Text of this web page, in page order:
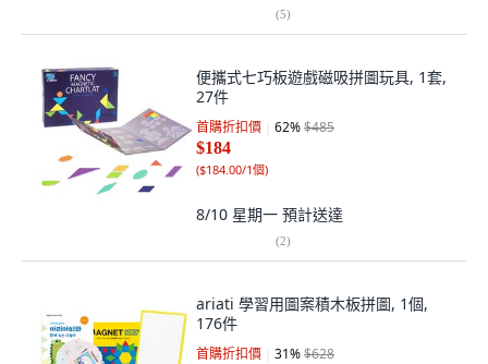
(5)
便攜式七巧板遊戲磁吸拼圖玩具, 1套,
27件
首購折扣價 62%$485
$184
($184.00/1個)
8/10 星期一 預計送達
(2)
ariati 學習用圖案積木板拼圖, 1個,
176件
首購折扣價 31%$628